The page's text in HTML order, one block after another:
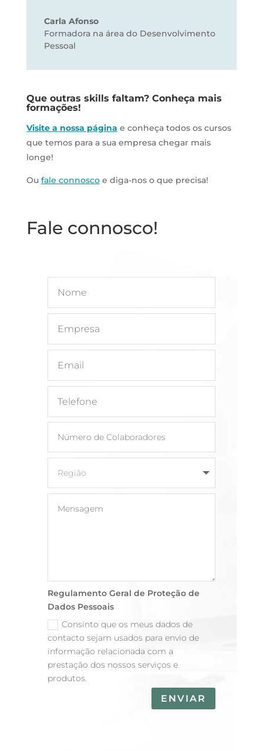
Carla Afonso
Formadora na área do Desenvolvimento
Pessoal
Que outras skills faltam? Conheça mais
formações!
Visite a nossa página e conheça todos os cursos
que temos para a sua empresa chegar mais
longe!
Ou fale connoscoe diga-nos o que precisa!
Fale connosco!
Regulamento Geral de Proteção de
Dados Pessoais
Consinto que os meus dados de
contacto sejam usados para envio de
informação relacionada com a
prestação dos nossos serviços e
produtos.
ENVIAR